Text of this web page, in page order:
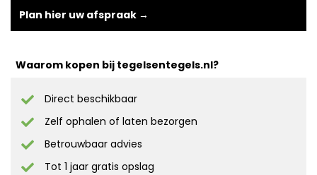
Plan hier uw afspraak →
Waarom kopen bij tegelsentegels.nl?
Direct beschikbaar
Zelf ophalen of laten bezorgen
Betrouwbaar advies
Tot 1 jaar gratis opslag